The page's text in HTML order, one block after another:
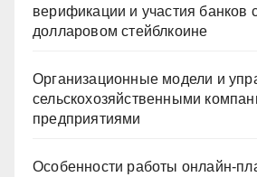
верификации и участия банков
долларовом стейблкоине
Организационные модели и
сельскохозяйственными
предприятиями
Особенности работы онлайн-